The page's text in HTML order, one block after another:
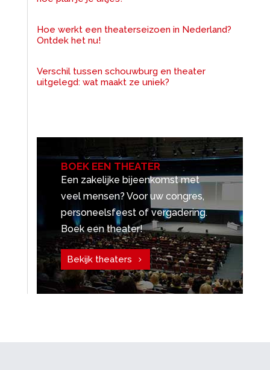
Hoe werkt een theaterseizoen in Nederland?
Ontdek het nu!
Verschil tussen schouwburg en theater
uitgelegd: wat maakt ze uniek?
BOEK EEN THEATER
Een zakelijke bijeenkomst met
veel mensen? Voor uw congres,
personeelsfeest of vergadering.
Boek een theater!
Bekijk theaters